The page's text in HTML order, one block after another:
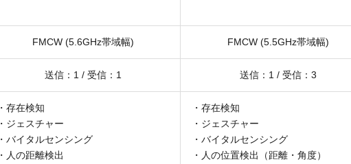
FMCW (5.6GHz帯域幅) FMCW (5.5GHz帯域幅)
送信：1 / 受信：1 送信：1 / 受信：3
・存在検知
・ジェスチャー
・バイタルセンシング
・人の距離検出
・存在検知
・ジェスチャー
・バイタルセンシング
・人の位置検出（距離・角度）